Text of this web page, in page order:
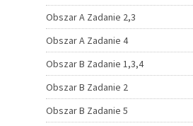
Obszar A Zadanie 2,3
Obszar A Zadanie 4
Obszar B Zadanie 1,3,4
Obszar B Zadanie 2
Obszar B Zadanie 5